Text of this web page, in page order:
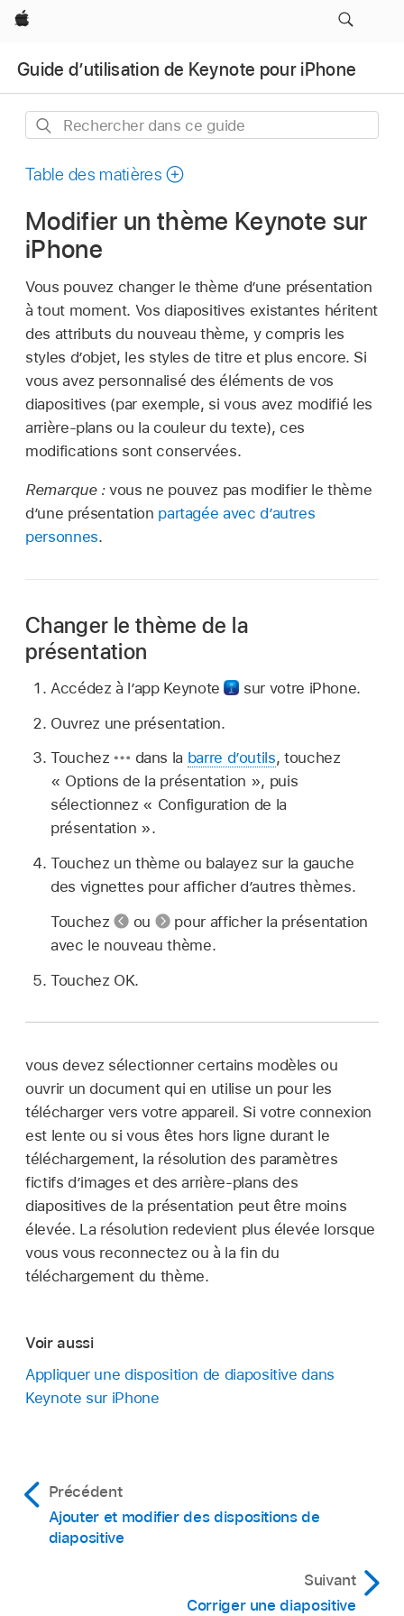
Apple
Guide d’utilisation de Keynote pour iPhone
Rechercher
ce
Table des matières
Modifier un thème Keynote sur
iPhone
Vous pouvez changer le thème d’une présentation
à tout moment. Vos diapositives existantes héritent
des attributs du nouveau thème, y compris les
styles d’objet, les styles de titre et plus encore. Si
vous avez personnalisé des éléments de vos
diapositives (par exemple, si vous avez modifié les
arrière-plans ou la couleur du texte), ces
modifications sont conservées.
Remarque :vous ne pouvez pas modifier le thème
d’une présentation partagée avec d’autres
personnes.
Changer le thème de la
présentation
Accédez à l’app Keynote
sur votre iPhone.
Ouvrez une présentation.
Touchez
dans la barre d’outils, touchez
« Options de la présentation », puis
sélectionnez « Configuration de la
présentation ».
Touchez un thème ou balayez sur la gauche
des vignettes pour afficher d’autres thèmes.
Touchez
ou
pour afficher la présentation
avec le nouveau thème.
Touchez OK.
vous devez sélectionner certains modèles ou
ouvrir un document qui en utilise un pour les
télécharger vers votre appareil. Si votre connexion
est lente ou si vous êtes hors ligne durant le
téléchargement, la résolution des paramètres
fictifs d’images et des arrière-plans des
diapositives de la présentation peut être moins
élevée. La résolution redevient plus élevée lorsque
vous vous reconnectez ou à la fin du
téléchargement du thème.
Voir aussi
Appliquer une disposition de diapositive dans
Keynote sur iPhone
Précédent
Ajouter et modifier des dispositions de
diapositive
Suivant
Corriger une diapositive